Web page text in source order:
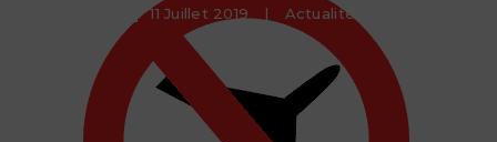
11 Juillet 2019 Actualités